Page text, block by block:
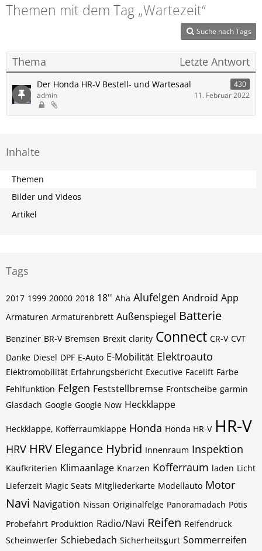
Themen mit dem Tag „Wartezeit“
Suche nach Tags
Thema Letzte Antwort
Der Honda HR-V Bestell- und Wartesaal
430
admin
11. Februar 2022
Inhalte
Themen
Bilder und Videos
Artikel
Tags
2017 1999 20000 2018 18'' Aha Alufelgen Android App
Armaturen Armaturenbrett Außenspiegel Batterie
Benziner BR-V Bremsen Brexit clarity Connect CR-V CVT
Danke Diesel DPF E-Auto E-Mobilität Elektroauto
Elektromobilität Erfahrungsbericht Executive Facelift Farbe
Fehlfunktion Felgen Feststellbremse Frontscheibe garmin
Glasdach Google Google Now Heckklappe
Heckklappe, Kofferraumklappe Honda Honda HR-V HR-V
HRV HRV Elegance Hybrid Innenraum Inspektion
Kaufkriterien Klimaanlage Knarzen Kofferraum laden Licht
Lieferzeit Magic Seats Mitgliederkarte Modellauto Motor
Navi Navigation Nissan Originalfelge Panoramadach Potis
Probefahrt Produktion Radio/Navi Reifen Reifendruck
Scheinwerfer Schiebedach Sicherheitsgurt Sommerreifen